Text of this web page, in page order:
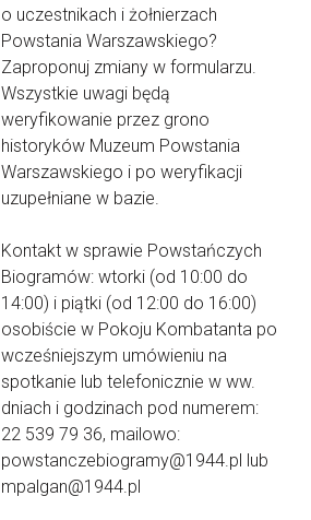
o uczestnikach i żołnierzach
Powstania Warszawskiego?
Zaproponuj zmiany w formularzu.
Wszystkie uwagi będą
weryfikowanie przez grono
historyków Muzeum Powstania
Warszawskiego i po weryfikacji
uzupełniane w bazie.
Kontakt w sprawie Powstańczych
Biogramów: wtorki (od 10:00 do
14:00) i piątki (od 12:00 do 16:00)
osobiście w Pokoju Kombatanta po
wcześniejszym umówieniu na
spotkanie lub telefonicznie w ww.
dniach i godzinach pod numerem:
22 539 79 36, mailowo:
powstanczebiogramy@1944.pl lub
mpalgan@1944.pl